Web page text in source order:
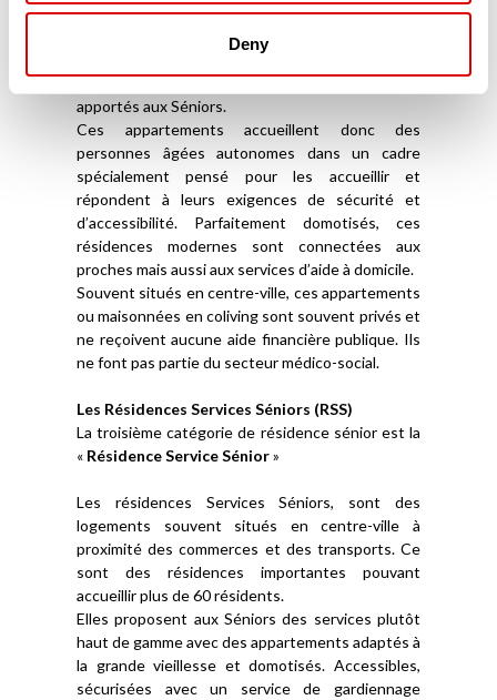
Deny
Par ailleurs, des services d’aide à domicile dédiés
à ces appartements partagés et souvent
encadrés par une Maîtresse de Maison in situ,
offrent un suivi qualitatif de l’aide et des soins
apportés aux Séniors.
Ces appartements accueillent donc des
personnes âgées autonomes dans un cadre
spécialement pensé pour les accueillir et
répondent à leurs exigences de sécurité et
d’accessibilité. Parfaitement domotisés, ces
résidences modernes sont connectées aux
proches mais aussi aux services d’aide à domicile.
Souvent situés en centre-ville, ces appartements
ou maisonnées en coliving sont souvent privés et
ne reçoivent aucune aide financière publique. Ils
ne font pas partie du secteur médico-social.
Les Résidences Services Séniors (RSS)
La troisième catégorie de résidence sénior est la
« Résidence Service Sénior»
Les résidences Services Séniors, sont des
logements souvent situés en centre-ville à
proximité des commerces et des transports. Ce
sont des résidences importantes pouvant
accueillir plus de 60 résidents.
Elles proposent aux Séniors des services plutôt
haut de gamme avec des appartements adaptés à
la grande vieillesse et domotisés. Accessibles,
sécurisées avec un service de gardiennage